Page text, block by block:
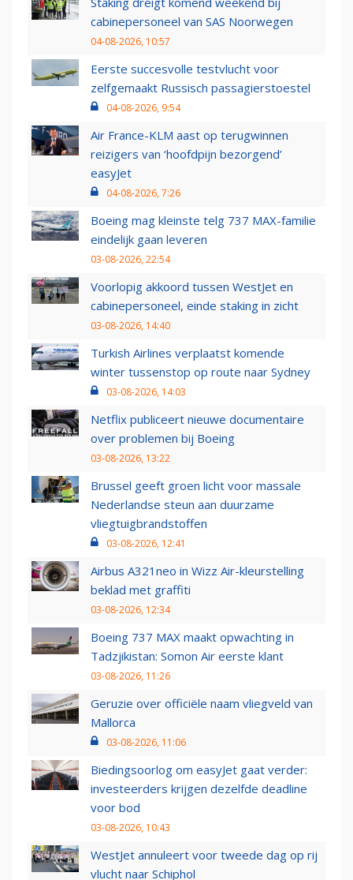
cabinepersoneel van SAS Noorwegen
04-08-2026, 10:57
Eerste succesvolle testvlucht voor
zelfgemaakt Russisch passagierstoestel
04-08-2026, 9:54
Air France-KLM aast op terugwinnen
reizigers van ‘hoofdpijn bezorgend’
easyJet
04-08-2026, 7:26
Boeing mag kleinste telg 737 MAX-familie
eindelijk gaan leveren
03-08-2026, 22:54
Voorlopig akkoord tussen WestJet en
cabinepersoneel, einde staking in zicht
03-08-2026, 14:40
Turkish Airlines verplaatst komende
winter tussenstop op route naar Sydney
03-08-2026, 14:03
Netflix publiceert nieuwe documentaire
over problemen bij Boeing
03-08-2026, 13:22
Brussel geeft groen licht voor massale
Nederlandse steun aan duurzame
vliegtuigbrandstoffen
03-08-2026, 12:41
Airbus A321neo in Wizz Air-kleurstelling
beklad met graffiti
03-08-2026, 12:34
Boeing 737 MAX maakt opwachting in
Tadzjikistan: Somon Air eerste klant
03-08-2026, 11:26
Geruzie over officiële naam vliegveld van
Mallorca
03-08-2026, 11:06
Biedingsoorlog om easyJet gaat verder:
investeerders krijgen dezelfde deadline
voor bod
03-08-2026, 10:43
WestJet annuleert voor tweede dag op rij
vlucht naar Schiphol